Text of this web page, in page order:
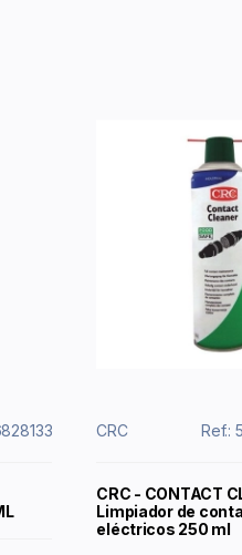
CRC Ref.:
CRC - CONTACT
Limpiador de
eléctricos 250 ml